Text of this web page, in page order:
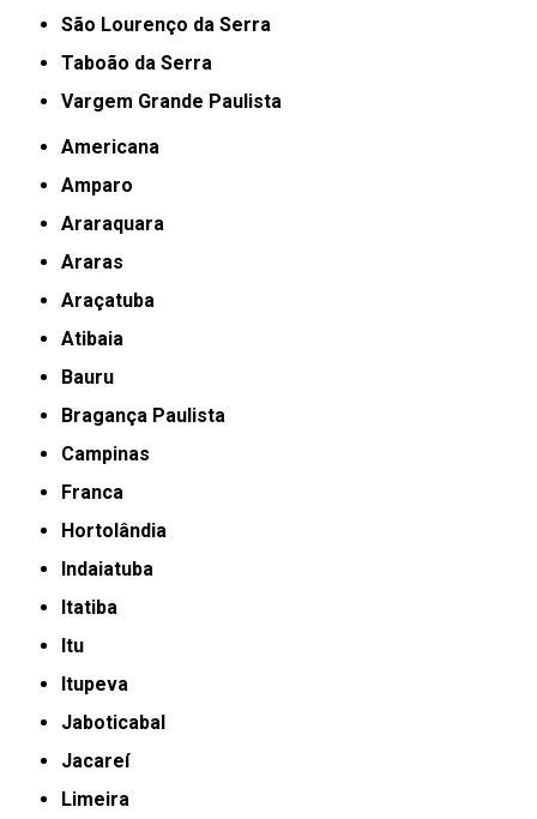
São Lourenço da Serra
Taboão da Serra
Vargem Grande Paulista
Americana
Amparo
Araraquara
Araras
Araçatuba
Atibaia
Bauru
Bragança Paulista
Campinas
Franca
Hortolândia
Indaiatuba
Itatiba
Itu
Itupeva
Jaboticabal
Jacareí
Limeira